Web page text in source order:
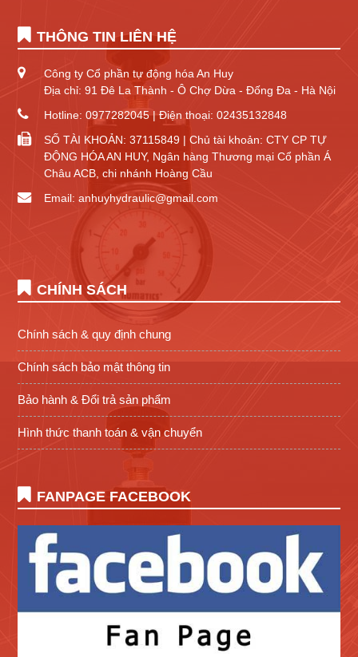
THÔNG TIN LIÊN HỆ
Công ty Cổ phần tự động hóa An Huy
Địa chỉ: 91 Đê La Thành - Ô Chợ Dừa - Đống Đa - Hà Nội
Hotline: 0977282045 | Điện thoại: 02435132848
SỐ TÀI KHOẢN: 37115849 | Chủ tài khoản: CTY CP TỰ
ĐỘNG HÓA AN HUY, Ngân hàng Thương mại Cổ phần Á
Châu ACB, chi nhánh Hoàng Cầu
Email: anhuyhydraulic@gmail.com
CHÍNH SÁCH
Chính sách & quy định chung
Chính sách bảo mật thông tin
Bảo hành & Đổi trả sản phẩm
Hình thức thanh toán & vận chuyển
FANPAGE FACEBOOK